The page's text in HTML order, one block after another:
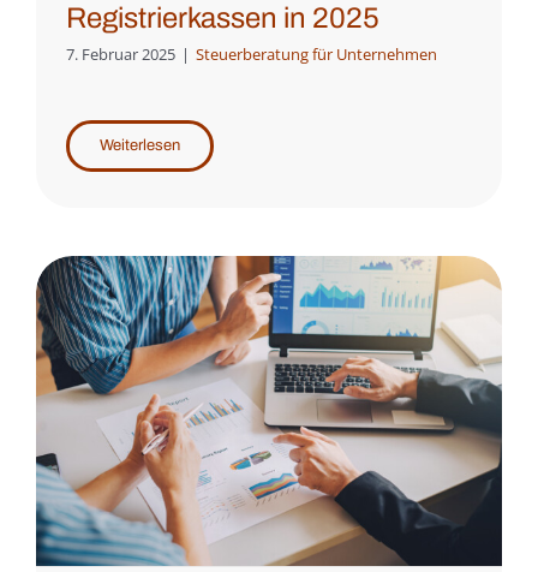
Registrierkassen in 2025
7. Februar 2025 | Steuerberatung für Unternehmen
Weiterlesen